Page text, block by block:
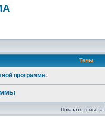
Темы
программе.
Показать темы за: